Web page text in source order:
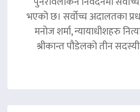
भएको छ। सर्वोच्च अदालतका
मनोज शर्मा, न्यायाधीशहरु
श्रीकान्त पौडेलको तीन